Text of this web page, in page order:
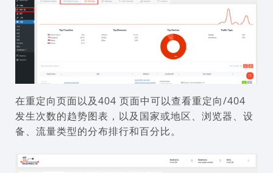
在重定向页面以及404 页面中可以查看重定向/404
发生次数的趋势图表，以及国家或地区、浏览器、设
备、流量类型的分布排行和百分比。